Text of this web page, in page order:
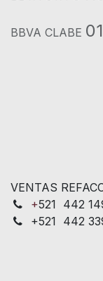
BBVA CLABE
VENTAS
+521 442
+521 442